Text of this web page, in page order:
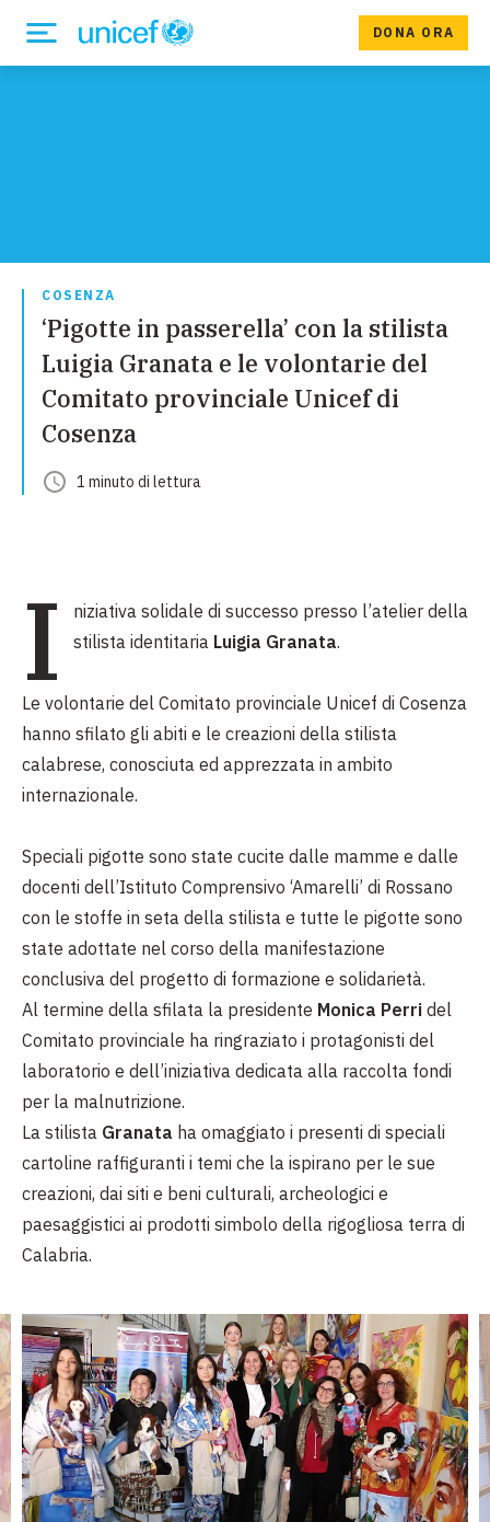
DONA ORA
COSENZA
‘Pigotte in passerella’ con la stilista
Luigia Granata e le volontarie del
Comitato provinciale Unicef di
Cosenza
1 minuto di lettura
I
niziativa solidale di successo presso l’atelier della
stilista identitaria Luigia Granata.
Le volontarie del Comitato provinciale Unicef di Cosenza
hanno sfilato gli abiti e le creazioni della stilista
calabrese, conosciuta ed apprezzata in ambito
internazionale.
Speciali pigotte sono state cucite dalle mamme e dalle
docenti dell’Istituto Comprensivo ‘Amarelli’ di Rossano
con le stoffe in seta della stilista e tutte le pigotte sono
state adottate nel corso della manifestazione
conclusiva del progetto di formazione e solidarietà.
Al termine della sfilata la presidente Monica Perri del
Comitato provinciale ha ringraziato i protagonisti del
laboratorio e dell’iniziativa dedicata alla raccolta fondi
per la malnutrizione.
La stilista Granata ha omaggiato i presenti di speciali
cartoline raffiguranti i temi che la ispirano per le sue
creazioni, dai siti e beni culturali, archeologici e
paesaggistici ai prodotti simbolo della rigogliosa terra di
Calabria.